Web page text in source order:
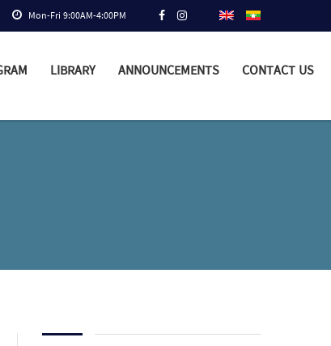
Mon-Fri 9:00AM-4:00PM
LIBRARY ANNOUNCEMENTS CONTACT US